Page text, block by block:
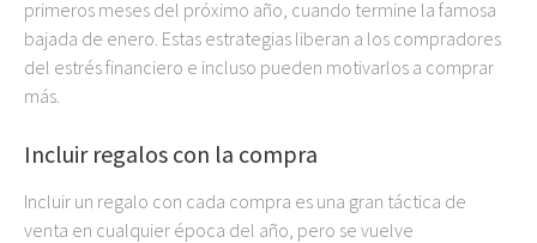
primeros meses del próximo año, cuando termine la famosa
bajada de enero. Estas estrategias liberan a los compradores
del estrés financiero e incluso pueden motivarlos a comprar
más.
Incluir regalos con la compra
Incluir un regalo con cada compra es una gran táctica de
venta en cualquier época del año, pero se vuelve